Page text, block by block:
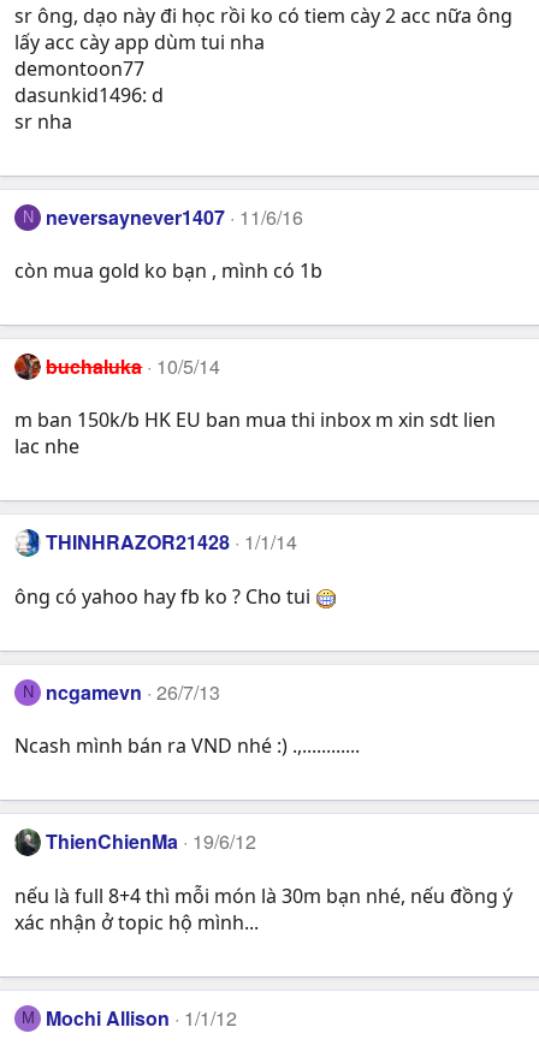
sr ông, dạo này đi học rồi ko có tiem cày 2 acc nữa ông
lấy acc cày app dùm tui nha
demontoon77
dasunkid1496: d
sr nha
N neversaynever1407 11/6/16
còn mua gold ko bạn , mình có 1b
buchaluka 10/5/14
m ban 150k/b HK EU ban mua thi inbox m xin sdt lien
lac nhe
THINHRAZOR21428 1/1/14
ông có yahoo hay fb ko ? Cho tui
N ncgamevn 26/7/13
Ncash mình bán ra VND nhé :) .,............
ThienChienMa 19/6/12
nếu là full 8+4 thì mỗi món là 30m bạn nhé, nếu đồng ý
xác nhận ở topic hộ mình...
M Mochi Allison 1/1/12